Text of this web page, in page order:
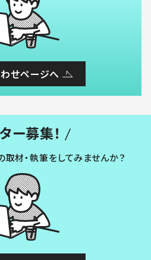
せページへ
ー募集！
取材・執筆をしてみませんか？